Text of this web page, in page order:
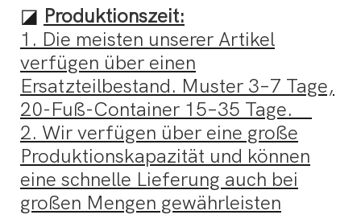
◪ Produktionszeit:
1. Die meisten unserer Artikel
verfügen über einen
Ersatzteilbestand. Muster 3–7 Tage,
20-Fuß-Container 15–35 Tage.
2. Wir verfügen über eine große
Produktionskapazität und können
eine schnelle Lieferung auch bei
großen Mengen gewährleisten